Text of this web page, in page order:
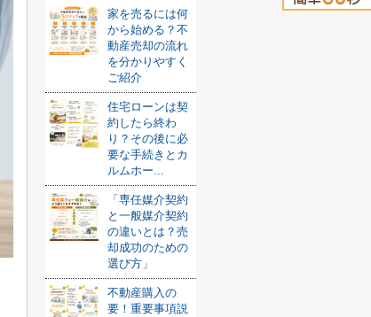
家を売るには何
から始める？不
動産売却の流れ
を分かりやすく
ご紹介
住宅ローンは契
約したら終わ
り？その後に必
要な手続きとカ
ルムホー...
「専任媒介契約
と一般媒介契約
の違いとは？売
却成功のための
選び方」
不動産購入の
要！重要事項説